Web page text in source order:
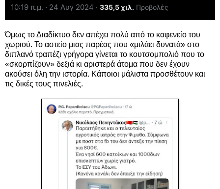
10:19 π.μ. · 24 Αυγ 2024 · 335,5 χιλ. Προβολές
Όμως το Διαδίκτυο δεν απέχει πολύ από το καφενείο του
χωριού. Το αστείο μιας παρέας που «μιλάει δυνατά» στο
διπλανό τραπέζι γρήγορα γίνεται το κουτσομπολιό που το
«σκορπίζουν» δεξιά κι αριστερά άτομα που δεν έχουν
ακούσει όλη την ιστορία. Κάποιοι μάλιστα προσθέτουν και
τις δικές τους πινελιές.